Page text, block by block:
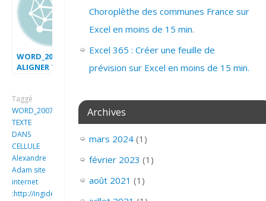
WORD_2007_
ALIGNER TEXTE
Taggé
WORD_2007_ALIGNEMENT
TEXTE
DANS
CELLULE
Alexandre
Adam site
internet
:http://ingideo.sharepoint.com
Choroplèthe des communes France sur
Excel en moins de 15 min.
Excel 365 : Créer une feuille de
prévision sur Excel en moins de 15 min.
Archives
mars 2024(1)
février 2023 (1)
août 2021 (1)